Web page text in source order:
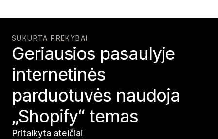
SUKURTA PREKYBAI
Geriausios pasaulyje
internetinės
parduotuvės naudoja
„Shopify“ temas
Pritaikyta ateičiai